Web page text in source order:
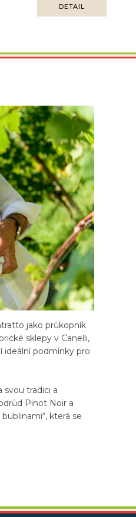
DETAIL
jako průkopník
sklepy v Canelli,
ideální podmínky pro
tradici a
Pinot Noir a
která se